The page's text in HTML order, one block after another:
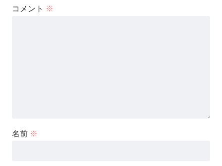
コメント ※
名前 ※